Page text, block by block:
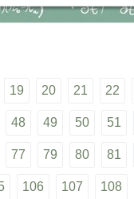
19 20 21 22
48 49 50 51
77 79 80 81
106 107 108